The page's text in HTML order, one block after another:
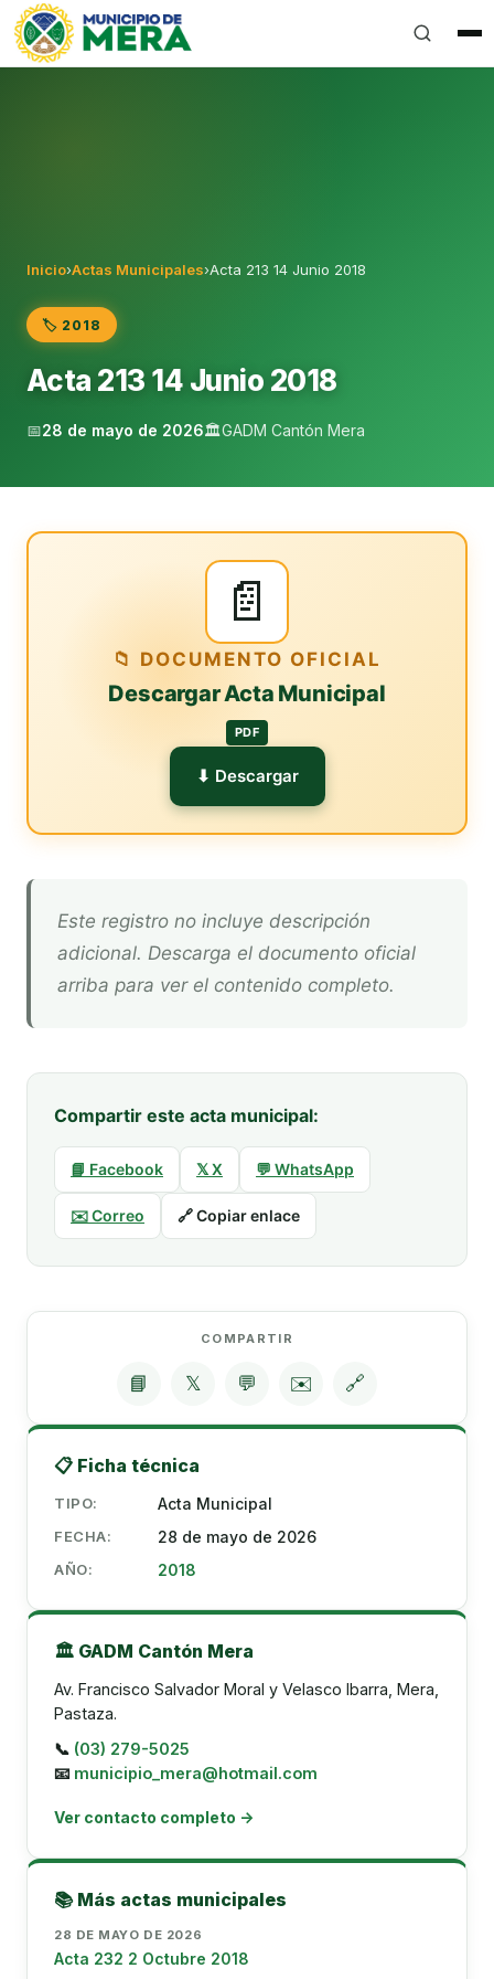
Gobierno Autónomo Descentralizado Municipal del
Inicio›Actas Municipales›Acta 213 14 Junio 2018
🏷️ 2018
Acta 213 14 Junio 2018
📅28 de mayo de 2026🏛️GADM Cantón Mera
📄
📁 DOCUMENTO OFICIAL
Descargar Acta Municipal
PDF
⬇ Descargar
Este registro no incluye descripción
adicional. Descarga el documento oficial
arriba para ver el contenido completo.
Compartir este acta municipal:
📘 Facebook 𝕏 X 💬 WhatsApp
✉️ Correo 🔗 Copiar enlace
COMPARTIR
📘 𝕏 💬 ✉️ 🔗
📋 Ficha técnica
TIPO: Acta Municipal
FECHA: 28 de mayo de 2026
AÑO: 2018
🏛️ GADM Cantón Mera
Av. Francisco Salvador Moral y Velasco Ibarra, Mera,
Pastaza.
📞 (03) 279-5025
📧 municipio_mera@hotmail.com
Ver contacto completo →
📚 Más actas municipales
28 DE MAYO DE 2026
Acta 232 2 Octubre 2018